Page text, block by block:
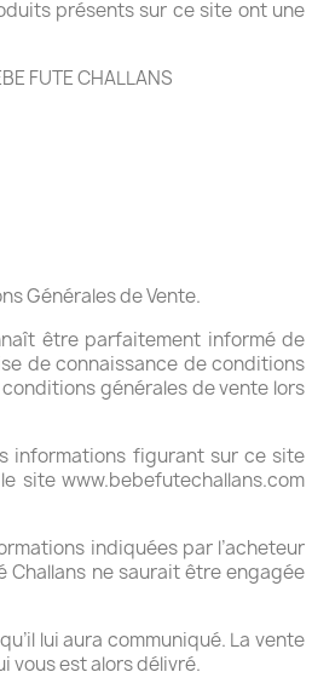
présents sur ce site ont une
FUTE CHALLANS
Générales de Vente.
être parfaitement informé de
de connaissance de conditions
générales de vente lors
informations figurant sur ce site
site www.bebefutechallans.com
indiquées par l’acheteur
Challans ne saurait être engagée
lui aura communiqué. La vente
vous est alors délivré.